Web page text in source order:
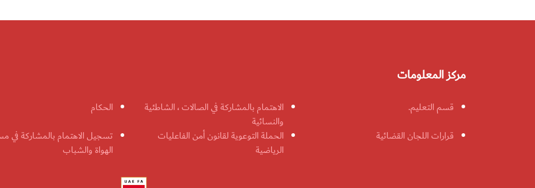
مركز المعلومات
قسم التعليم.
الاهتمام بالمشاركة في الصالات ، الشاطئية
والنسائية
الحكام
قرارات اللجان القضائية
الحملة التوعوية لقانون أمن الفاعليات
الرياضية
تسجيل الاهتمام بالمشاركة في
الهواة والشباب